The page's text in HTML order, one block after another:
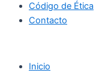
Código de Ética
Contacto
Inicio